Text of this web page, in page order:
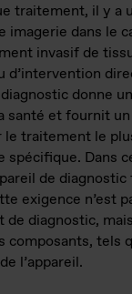
traitement, il y a
imagerie dans le
invasif de
d’intervention
donne
santé et fournit
le traitement le
spécifique. Dans
de
exigence n’est
de diagnostic,
composants, tels
l’appareil.